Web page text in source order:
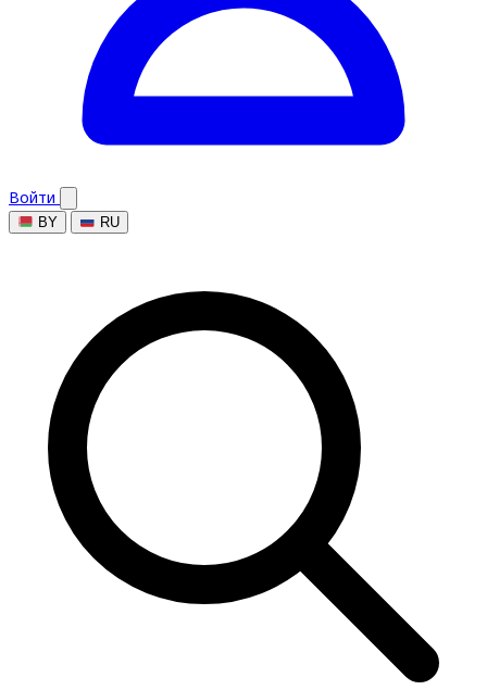
Войти
BY RU